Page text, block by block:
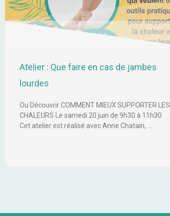
Atelier : Que faire en cas de jambes
lourdes
Ou Découvrir COMMENT MIEUX SUPPORTER LES
CHALEURS Le samedi 20 juin de 9h30 à 11h30
Cet atelier est réalisé avec Anne Chatain, …